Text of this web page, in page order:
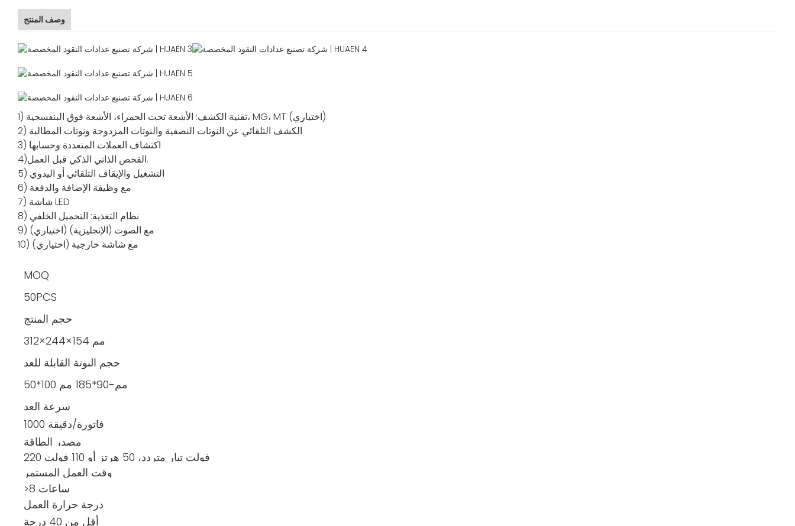
وصف المنتج
1) تقنية الكشف: الأشعة تحت الحمراء، الأشعة فوق البنفسجية، MG، MT (اختياري)
2) الكشف التلقائي عن النوتات النصفية والنوتات المزدوجة ونوتات المطالبة
3) اكتشاف العملات المتعددة وحسابها
4)الفحص الذاتي الذكي قبل العمل.
5) التشغيل والإيقاف التلقائي أو اليدوي
6) مع وظيفة الإضافة والدفعة
7) شاشة LED
8) نظام التغذية: التحميل الخلفي
9) مع الصوت (الإنجليزية) (اختياري)
10) مع شاشة خارجية (اختياري)
MOQ
50PCS
حجم المنتج
312×244×154 مم
حجم النوتة القابلة للعد
50*100 مم-90*185 مم
سرعة العد
1000 فاتورة/دقيقة
مصدر الطاقة
220 فولت تيار متردد، 50 هرتز أو 110 فولت
تيار متردد، 60 هرتز
وقت العمل المستمر
>8 ساعات
درجة حرارة العمل
أقل من 40 درجة